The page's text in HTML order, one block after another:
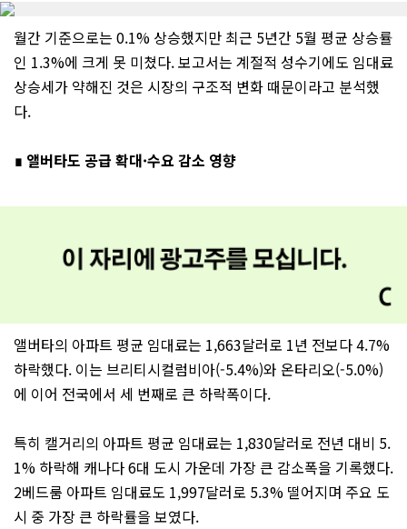
월간 기준으로는 0.1% 상승했지만 최근 5년간 5월 평균 상승률
인 1.3%에 크게 못 미쳤다. 보고서는 계절적 성수기에도 임대료
상승세가 약해진 것은 시장의 구조적 변화 때문이라고 분석했
다.
∎ 앨버타도 공급 확대·수요 감소 영향
앨버타의 아파트 평균 임대료는 1,663달러로 1년 전보다 4.7%
하락했다. 이는 브리티시컬럼비아(-5.4%)와 온타리오(-5.0%)
에 이어 전국에서 세 번째로 큰 하락폭이다.
특히 캘거리의 아파트 평균 임대료는 1,830달러로 전년 대비 5.
1% 하락해 캐나다 6대 도시 가운데 가장 큰 감소폭을 기록했다.
2베드룸 아파트 임대료도 1,997달러로 5.3% 떨어지며 주요 도
시 중 가장 큰 하락률을 보였다.